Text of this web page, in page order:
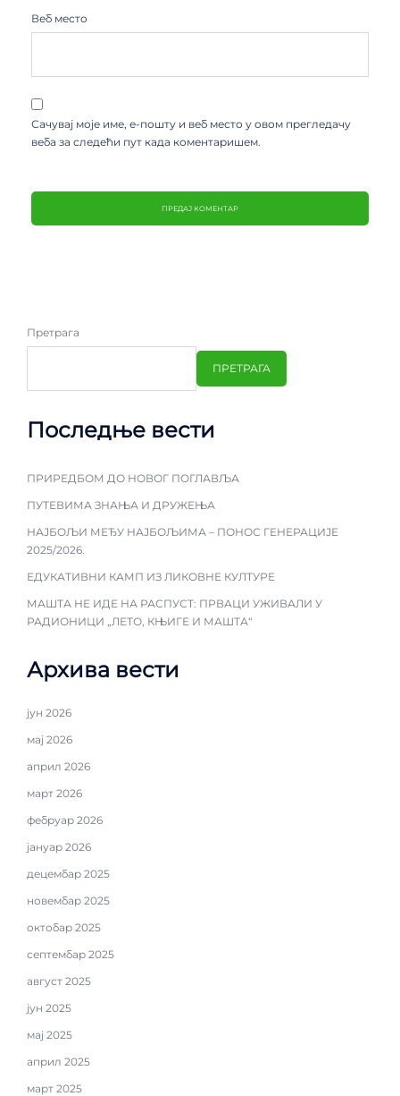
Веб место
Сачувај моје име, е-пошту и веб место у овом прегледачу
веба за следећи пут када коментаришем.
Претрага
ПРЕТРАГА
Последње вести
ПРИРЕДБОМ ДО НОВОГ ПОГЛАВЉА
ПУТЕВИМА ЗНАЊА И ДРУЖЕЊА
НАЈБОЉИ МЕЂУ НАЈБОЉИМА – ПОНОС ГЕНЕРАЦИЈЕ
2025/2026.
ЕДУКАТИВНИ КАМП ИЗ ЛИКОВНЕ КУЛТУРЕ
МАШТА НЕ ИДЕ НА РАСПУСТ: ПРВАЦИ УЖИВАЛИ У
РАДИОНИЦИ „ЛЕТО, КЊИГЕ И МАШТА“
Архива вести
јун 2026
мај 2026
април 2026
март 2026
фебруар 2026
јануар 2026
децембар 2025
новембар 2025
октобар 2025
септембар 2025
август 2025
јун 2025
мај 2025
април 2025
март 2025